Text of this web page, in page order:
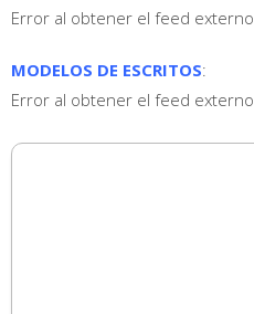
Error al obtener el feed externo.
MODELOS DE ESCRITOS:
Error al obtener el feed externo.